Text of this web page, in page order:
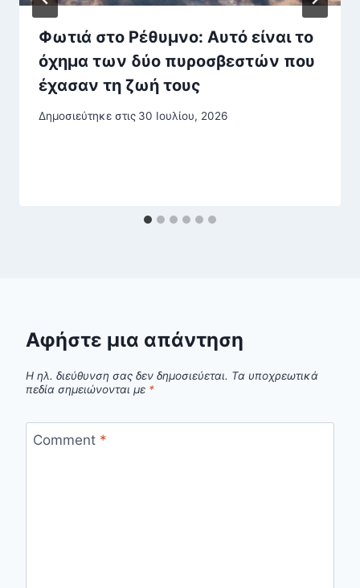
Φωτιά στο Ρέθυμνο: Αυτό είναι το
όχημα των δύο πυροσβεστών που
έχασαν τη ζωή τους
Δημοσιεύτηκε στις 30 Ιουλίου, 2026
Αφήστε μια απάντηση
Η ηλ. διεύθυνση σας δεν δημοσιεύεται. Τα υποχρεωτικά
πεδία σημειώνονται με *
Comment *